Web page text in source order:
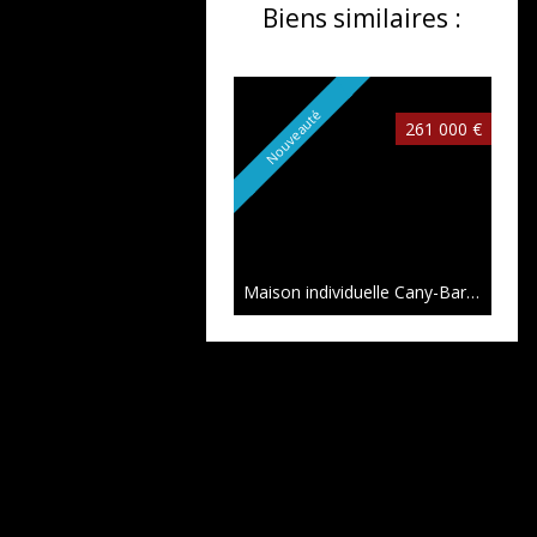
Biens similaires :
Nouveauté 261 000 €
Maison individuelle Cany-Barville